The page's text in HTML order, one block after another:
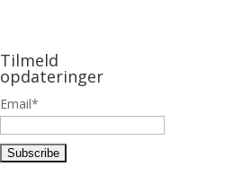
Tilmeld
opdateringer
Email*